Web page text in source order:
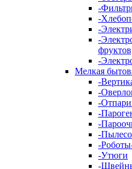
-
-
-
-
-
Мелкая
-
-
-
-
-
-
-
-Утюги
-